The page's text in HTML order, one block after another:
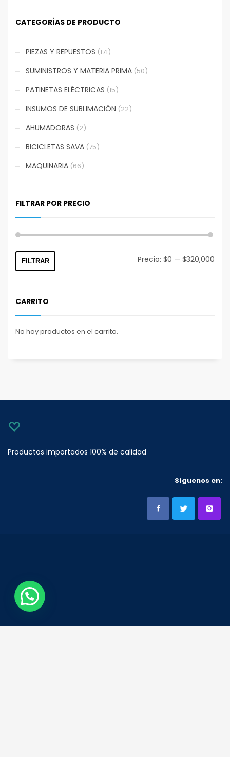
CATEGORÍAS DE PRODUCTO
PIEZAS Y REPUESTOS (171)
SUMINISTROS Y MATERIA PRIMA (50)
PATINETAS ELÉCTRICAS (15)
INSUMOS DE SUBLIMACIÓN (22)
AHUMADORAS (2)
BICICLETAS SAVA (75)
MAQUINARIA (66)
FILTRAR POR PRECIO
FILTRAR Precio: $0 — $320,000
CARRITO
No hay productos en el carrito.
Productos importados 100% de calidad
Síguenos en: